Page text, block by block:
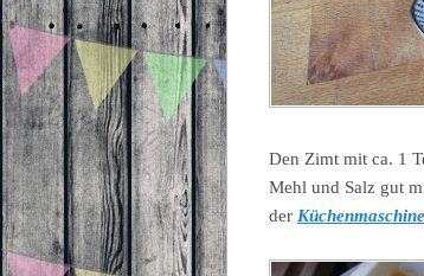
Den Zimt mit ca. 1
Mehl und Salz gut
der Küchenmaschine